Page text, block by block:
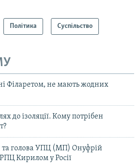
Політика Суспільство
Філаретом, не мають жодних
до ізоляції. Кому потрібен
та голова УПЦ (МП) Онуфрій
РПЦ Кирилом у Росії